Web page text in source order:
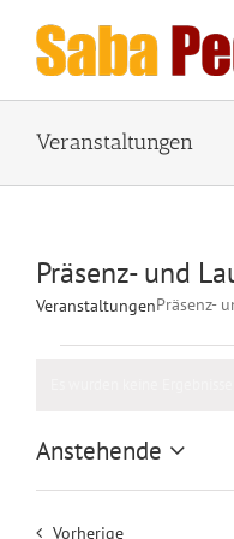
Inhalt
springen
Veranstaltungen
Präsenz- und
VeranstaltungenPräsenz-
Anstehende
VorherigeVeranstaltungen